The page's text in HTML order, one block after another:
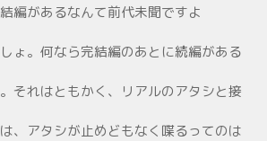
編があるなんて前代未聞ですよ
ょ。何なら完結編のあとに続編がある
それはともかく、リアルのアタシと接
、アタシが止めどもなく喋るってのは